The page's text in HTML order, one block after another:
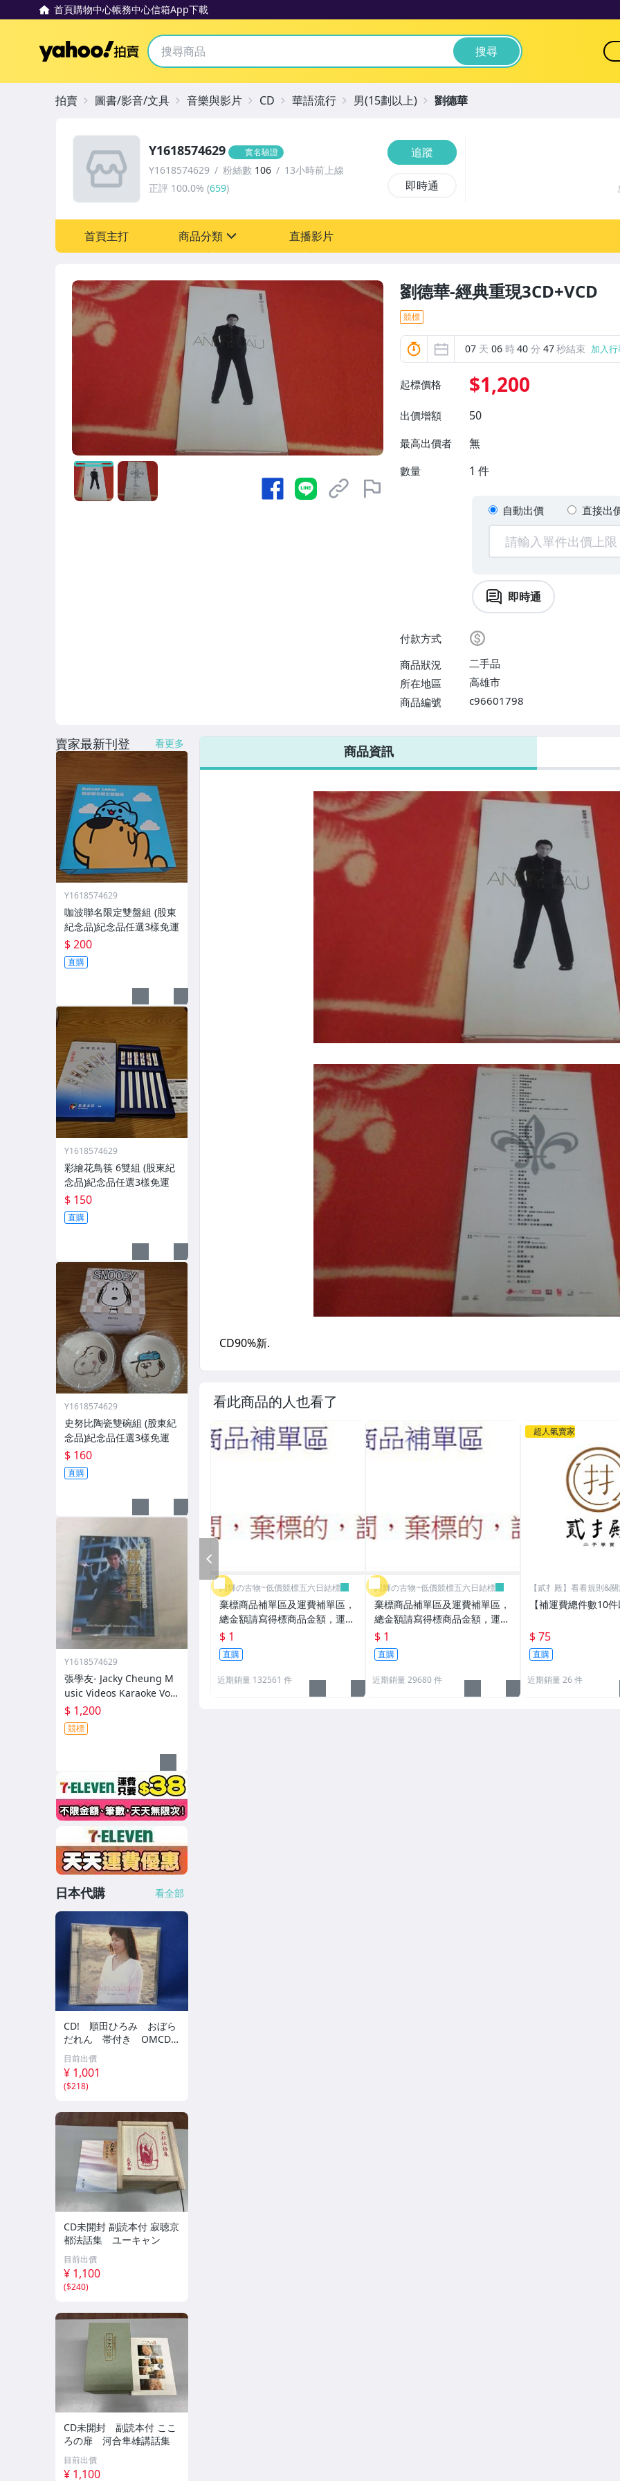
首頁購物中心帳務中心信箱App下載
Yahoo拍賣 搜尋
劉德華-經典重現3CD+VCD
競標
07 天 06 時40 分 46秒結束 加入
起標價格 $1,200
出價增額 50
最高出價者 無
數量 1 件
自動出價 直接出
即時通
付款方式
商品狀況
二手品
所在地區
高雄市
商品編號
c96601798
Y1618574629 實名驗證
Y1618574629 粉絲數 106
13小時前上線
正評 100.0% (659)
追蹤
即時通
首頁主打 商品分類
居家、家具與園藝
玩具、模型與公仔
偶像、球員卡與郵幣
男性精品與服飾
美容保養與彩妝
女包精品與女鞋
運動、戶外與休閒
直播影片
拍賣 圖書/影音/文具 音樂與影片 CD 華語流行 男(15劃以上) 劉德華
商品資訊
看此商品的人也看了
阿輝の古物~低價競標五六日結標
棄標商品補單區及運費補單區，
總金額請寫得標商品金額，運費
請寫棄標商品原設定之運費
$ 1
直購
近期銷量 132561 件
阿輝の古物~低價競標五六日結標
棄標商品補單區及運費補單區，
總金額請寫得標商品金額，運費
請寫棄標商品原設定之運費
$ 1
直購
近期銷量 29680 件
超人氣賣家
【貳扌殿】看看規則&
【補運費總件數10
$ 75
直購
近期銷量 26 件
賣家最新刊登 看更多
Y1618574629
咖波聯名限定雙盤組 (股東
紀念品)紀念品任選3樣免運
$ 200
直購
Y1618574629
彩繪花鳥筷 6雙組 (股東紀
念品)紀念品任選3樣免運
$ 150
直購
Y1618574629
史努比陶瓷雙碗組 (股東紀
念品)紀念品任選3樣免運
$ 160
直購
Y1618574629
張學友- Jacky Cheung M
usic Videos Karaoke Vol.
2 釋放自己DVD
$ 1,200
競標
日本代購 看全部
CD! 順田ひろみ おぼら
だれん 帯付き OMCD-1
6 42405
目前出價
¥ 1,001
($218)
CD未開封 副読本付 寂聴京
都法話集 ユーキャン
目前出價
¥ 1,100
($240)
CD未開封 副読本付 ここ
ろの扉 河合隼雄講話集
目前出價
¥ 1,100